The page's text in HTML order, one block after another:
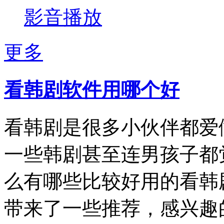
影音播放
更多
看韩剧软件用哪个好
看韩剧是很多小伙伴都
一些韩剧甚至连男孩子
么有哪些比较好用的看
带来了一些推荐，感兴